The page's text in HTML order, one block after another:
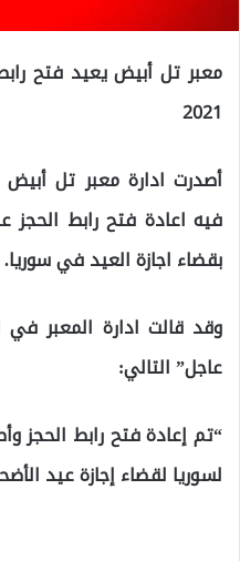
معبر تل أبيض يعيد فتح
2021
أصدرت ادارة معبر تل أبيض
فيه اعادة فتح رابط الحجز
بقضاء اجازة العيد في سوريا.
وقد قالت ادارة المعبر في
عاجل” التالي:
“تم إعادة فتح رابط الحجز
لسوريا لقضاء إجازة عيد